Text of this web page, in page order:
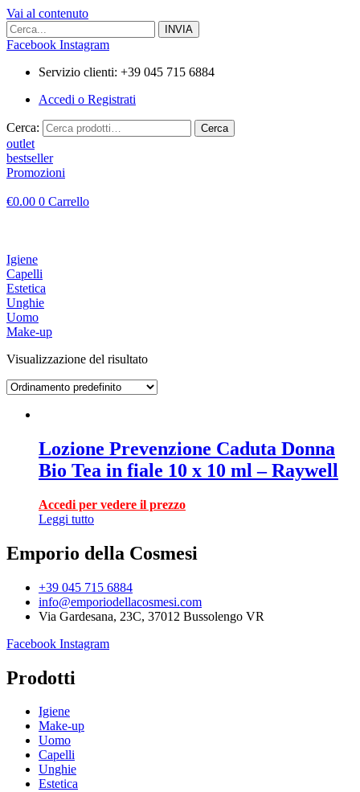
Vai al contenuto
Facebook Instagram
Servizio clienti: +39 045 715 6884
Accedi o Registrati
Cerca: Cerca
outlet
bestseller
Promozioni
€0.00 0 Carrello
Igiene
Capelli
Estetica
Unghie
Uomo
Make-up
Visualizzazione del risultato
Lozione Prevenzione Caduta Donna
Bio Tea in fiale 10 x 10 ml – Raywell
Accedi per vedere il prezzo
Leggi tutto
Emporio della Cosmesi
+39 045 715 6884
info@emporiodellacosmesi.com
Via Gardesana, 23C, 37012 Bussolengo VR
Facebook Instagram
Prodotti
Igiene
Make-up
Uomo
Capelli
Unghie
Estetica